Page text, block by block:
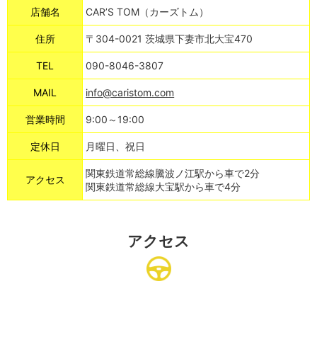
店舗名 CAR’S TOM（カーズトム）
住所 〒304-0021 茨城県下妻市北大宝470
TEL 090-8046-3807
MAIL info@caristom.com
営業時間 9:00～19:00
定休日 月曜日、祝日
アクセス
関東鉄道常総線騰波ノ江駅から車で2分
関東鉄道常総線大宝駅から車で4分
アクセス